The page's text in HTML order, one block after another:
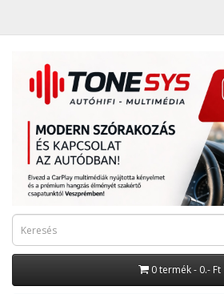
0 termék - 0.- Ft